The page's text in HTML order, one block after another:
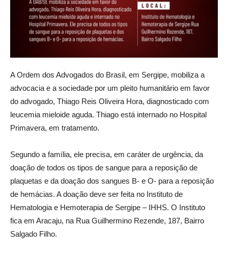
A Ordem dos Advogados do Brasil, em Sergipe, mobiliza a
advocacia e a sociedade por um pleito humanitário em favor
do advogado, Thiago Reis Oliveira Hora, diagnosticado com
leucemia mieloide aguda. Thiago está internado no Hospital
Primavera, em tratamento.
Segundo a família, ele precisa, em caráter de urgência, da
doação de todos os tipos de sangue para a reposição de
plaquetas e da doação dos sangues B- e O- para a reposição
de hemácias. A doação deve ser feita no Instituto de
Hematologia e Hemoterapia de Sergipe – IHHS. O Instituto
fica em Aracaju, na Rua Guilhermino Rezende, 187, Bairro
Salgado Filho.